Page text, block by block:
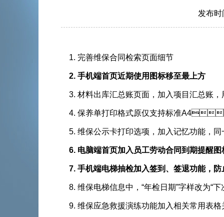
发布时
1. 完善维保合同检索页面细节
2. 手机端首页近期使用图标移至最上方
3. 材料出库汇总账页面，加入项目汇总账
4. 保养单打印格式原仅支持标准
5. 维保公示卡打印选项，加入记忆功能
6. 电脑端首页加入员工劳动合同到期提醒图标
7. 手机端电梯抽检加入签到、签退功能
8. 维保电梯信息中，“年检日期”字样改为“
9. 维保应急救援演练功能加入相关常用表格